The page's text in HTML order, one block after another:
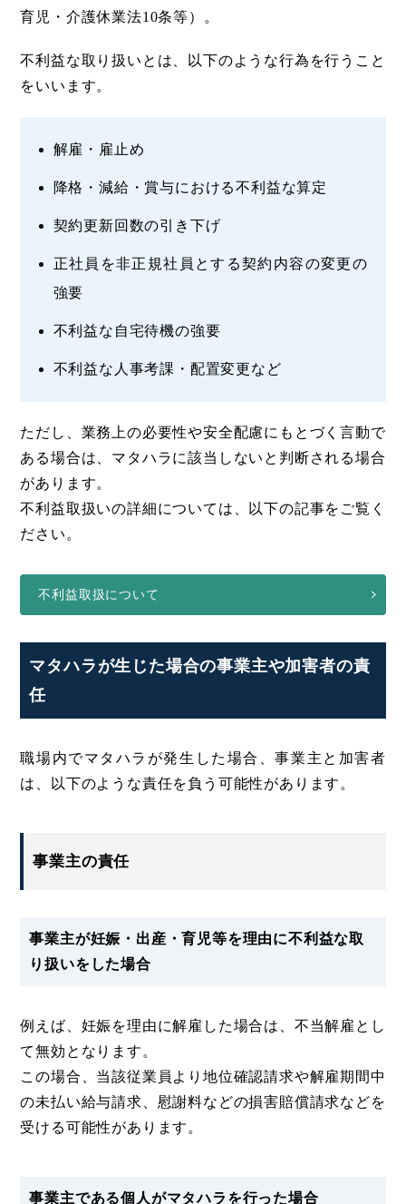
育児・介護休業法10条等）。
不利益な取り扱いとは、以下のような行為を行うこと
をいいます。
解雇・雇止め
降格・減給・賞与における不利益な算定
契約更新回数の引き下げ
正社員を非正規社員とする契約内容の変更の
強要
不利益な自宅待機の強要
不利益な人事考課・配置変更など
ただし、業務上の必要性や安全配慮にもとづく言動で
ある場合は、マタハラに該当しないと判断される場合
があります。
不利益取扱いの詳細については、以下の記事をご覧く
ださい。
不利益取扱について
マタハラが生じた場合の事業主や加害者の責
任
職場内でマタハラが発生した場合、事業主と加害者
は、以下のような責任を負う可能性があります。
事業主の責任
事業主が妊娠・出産・育児等を理由に不利益な取
り扱いをした場合
例えば、妊娠を理由に解雇した場合は、不当解雇とし
て無効となります。
この場合、当該従業員より地位確認請求や解雇期間中
の未払い給与請求、慰謝料などの損害賠償請求などを
受ける可能性があります。
事業主である個人がマタハラを行った場合